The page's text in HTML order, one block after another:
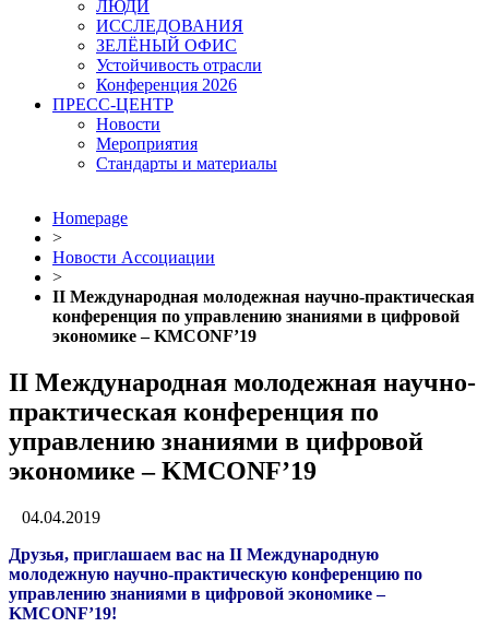
ЛЮДИ
ИССЛЕДОВАНИЯ
ЗЕЛЁНЫЙ ОФИС
Устойчивость отрасли
Конференция 2026
ПРЕСС-ЦЕНТР
Новости
Мероприятия
Стандарты и материалы
Homepage
>
Новости Ассоциации
>
II Международная молодежная научно-практическая
конференция по управлению знаниями в цифровой
экономике – KMCONF’19
II Международная молодежная научно-
практическая конференция по
управлению знаниями в цифровой
экономике – KMCONF’19
04.04.2019
Друзья, приглашаем вас на II Международную
молодежную научно-практическую конференцию по
управлению знаниями в цифровой экономике –
KMCONF’19!